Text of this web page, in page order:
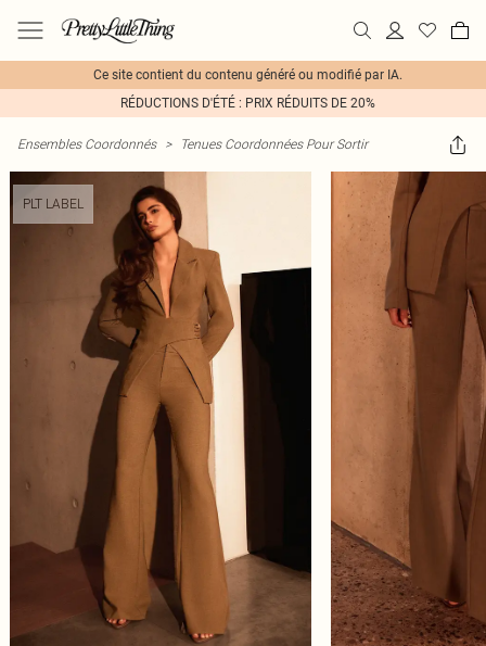
Ce site contient du contenu généré ou modifié par IA.
RÉDUCTIONS D'ÉTÉ : PRIX RÉDUITS DE 20%
Ensembles Coordonnés > Tenues Coordonnées Pour Sortir
PLT LABEL